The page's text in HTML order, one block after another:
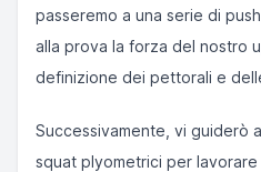
passeremo a una serie di
alla prova la forza del nostro
definizione dei pettorali e
Successivamente, vi guiderò
squat plyometrici per lavorare